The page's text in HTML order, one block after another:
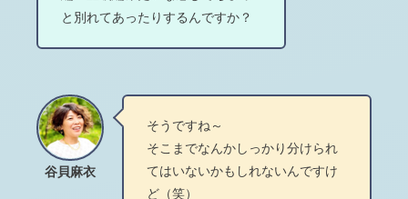
と別れてあったりするんですか？
谷貝麻衣
そうですね～
そこまでなんかしっかり分けられ
てはいないかもしれないんですけ
ど（笑）